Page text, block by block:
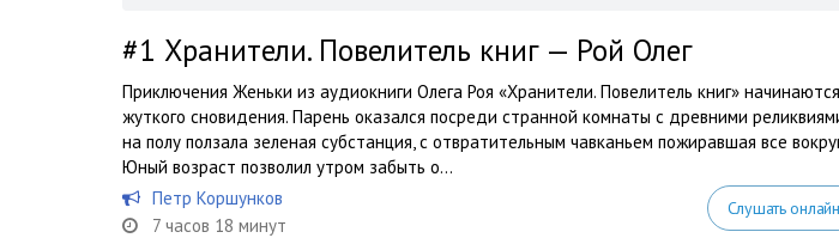
#1 Хранители. Повелитель книг — Рой Олег
Приключения Женьки из аудиокниги Олега Роя «Хранители. Повелитель книг»
жуткого сновидения. Парень оказался посреди странной комнаты с древними
на полу ползала зеленая субстанция, с отвратительным чавканьем пожиравшая все
Юный возраст позволил утром забыть о...
Петр Коршунков
7 часов 18 минут
Слушать онлайн